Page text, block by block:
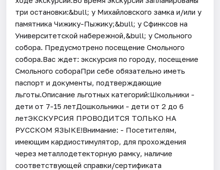
три остановки:&bull; у Михайловского замка и/или у
памятника Чижику-Пыжику;&bull; у Сфинксов на
Университетской набережной,&bull; у Смольного
собора. Предусмотрено посещение Смольного
собора.Вас ждет: экскурсия по городу, посещение
Смольного собораПри себе обязательно иметь
паспорт и документы, подтверждающие
льготы.Описание льготных категорий:Школьники -
дети от 7-15 летДошкольники - дети от 2 до 6
летЭКСКУРСИЯ ПРОВОДИТСЯ ТОЛЬКО НА
РУССКОМ ЯЗЫКЕ!Внимание: - Посетителям,
имеющим кардиостимулятор, для прохождения
через металлодетекторную рамку, наличие
соответствующей справки/сертификата